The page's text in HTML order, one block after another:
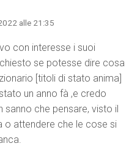
alle 21:35
con interesse i suoi
se potesse dire cosa
[titoli di stato anima]
un anno fà ,e credo
che pensare, visto il
o attendere che le cose si